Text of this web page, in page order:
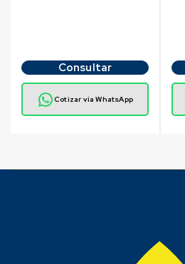
Consultar
Cotizar vía WhatsApp